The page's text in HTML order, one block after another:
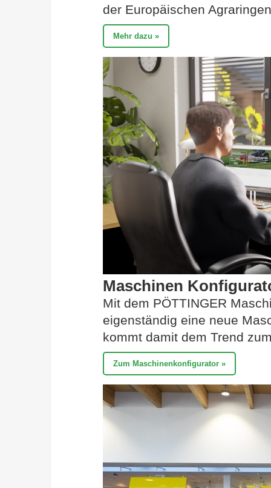
der Europäischen
Mehr dazu »
Maschinen
Mit dem PÖTTINGER
eigenständig eine neue
kommt damit dem Trend
Zum Maschinenkonfigurator »